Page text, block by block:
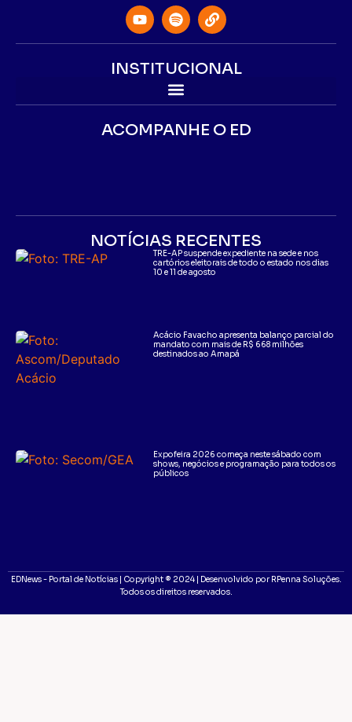
INSTITUCIONAL
ACOMPANHE O ED
NOTÍCIAS RECENTES
TRE-AP suspende expediente na sede e nos
cartórios eleitorais de todo o estado nos dias
10 e 11 de agosto
Acácio Favacho apresenta balanço parcial do
mandato com mais de R$ 668 milhões
destinados ao Amapá
Expofeira 2026 começa neste sábado com
shows, negócios e programação para todos os
públicos
EDNews - Portal de Notícias | Copyright ® 2024 | Desenvolvido por RPenna Soluções.
Todos os direitos reservados.